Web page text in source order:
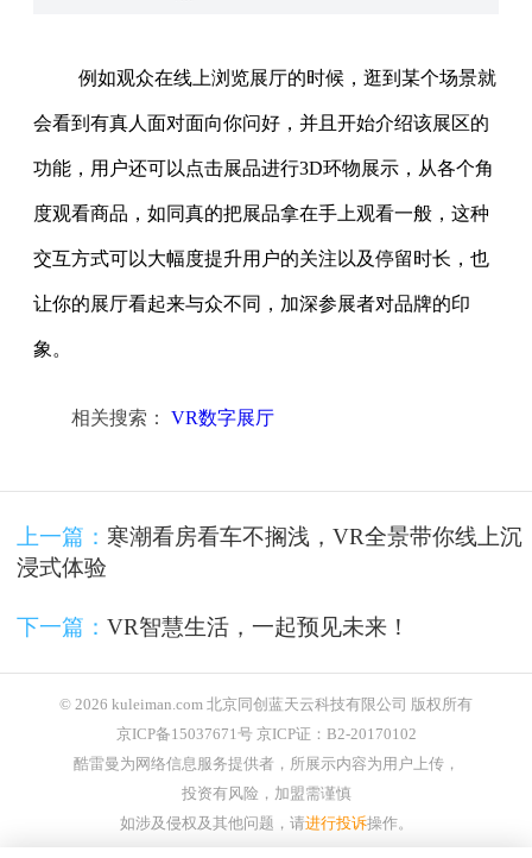
例如观众在线上浏览展厅的时候，逛到某个场景就
会看到有真人面对面向你问好，并且开始介绍该展区的
功能，用户还可以点击展品进行3D环物展示，从各个角
度观看商品，如同真的把展品拿在手上观看一般，这种
交互方式可以大幅度提升用户的关注以及停留时长，也
让你的展厅看起来与众不同，加深参展者对品牌的印
象。
相关搜索： VR数字展厅
上一篇： 寒潮看房看车不搁浅，VR全景带你线上沉
浸式体验
下一篇： VR智慧生活，一起预见未来！
© 2026 kuleiman.com 北京同创蓝天云科技有限公司 版权所有
京ICP备15037671号 京ICP证：B2-20170102
酷雷曼为网络信息服务提供者，所展示内容为用户上传，
投资有风险，加盟需谨慎
如涉及侵权及其他问题，请进行投诉操作。